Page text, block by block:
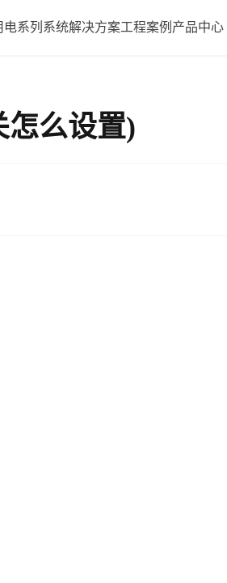
系列 系统解决方案工程案例 产品中心
怎么设置)